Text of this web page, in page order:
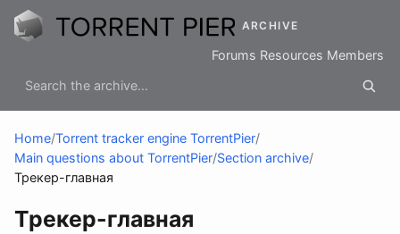
ARCHIVE
Forums Resources Members
Home/Torrent tracker engine TorrentPier/
Main questions about TorrentPier/Section archive/
Трекер-главная
Трекер-главная